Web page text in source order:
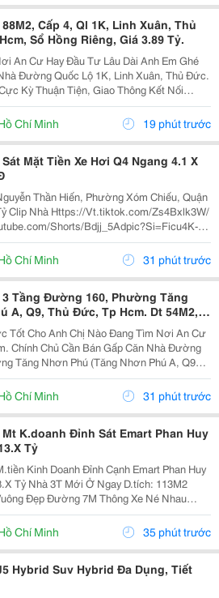
Cấp 4, Ql 1K, Linh Xuân, Thủ
Sổ Hồng Riêng, Giá 3.89 Tỷ.
An Cư Hay Đầu Tư Lâu Dài Anh Em Ghé
Đường Quốc Lộ 1K, Linh Xuân, Thủ Đức.
Kỳ Thuận Tiện, Giao Thông Kết Nối
Cực Kỳ Phù Hợp Cho Khách Mua Để Giữ
Tài Sản Hoặc Cho Thuê Đều Rất Ổn Định. Thông Tin...
Chí Minh 19 phút trước
Mặt Tiền Xe Hơi Q4 Ngang 4.1 X
Hiến, Phường Xóm Chiếu, Quận
Shorts/Bdjj_5Adpic?Si=Ficu4K-
Chân Lên Xe Hơi,...
Chí Minh 31 phút trước
3 Tầng Đường 160, Phường Tăng
A, Q9, Thủ Đức, Tp Hcm. Dt 54M2,
Giá 5,18 Tỷ
Tốt Cho Anh Chị Nào Đang Tìm Nơi An Cư
Chính Chủ Cần Bán Gấp Căn Nhà Đường
Tăng Nhơn Phú (Tăng Nhơn Phú A, Q9
Tiện Chỉ Vài Bước Là Ra Lã Xuân Oai,
Chí Minh 31 phút trước
K.doanh Đỉnh Sát Emart Phan Huy
Tỷ
Kinh Doanh Đỉnh Cạnh Emart Phan Huy
D.tích: 113M2
Thông Xe Né Nhau
Phù Hợp Kinh Doanh Kết Bạn Liên
Ngay!
Chí Minh 35 phút trước
Hybrid Suv Hybrid Đa Dụng, Tiết